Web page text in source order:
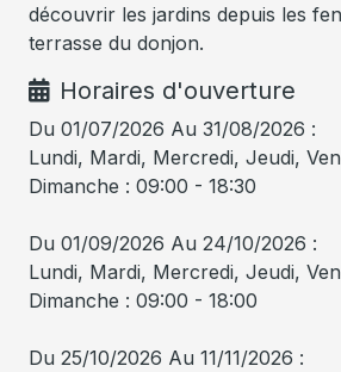
découvrir les jardins depuis les
terrasse du donjon.
Horaires d'ouverture
Du 01/07/2026 Au 31/08/2026 :
Lundi, Mardi, Mercredi, Jeudi,
Dimanche : 09:00 - 18:30
Du 01/09/2026 Au 24/10/2026 :
Lundi, Mardi, Mercredi, Jeudi,
Dimanche : 09:00 - 18:00
Du 25/10/2026 Au 11/11/2026 :